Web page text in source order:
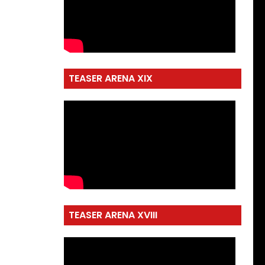
TEASER ARENA XIX
TEASER ARENA XVIII